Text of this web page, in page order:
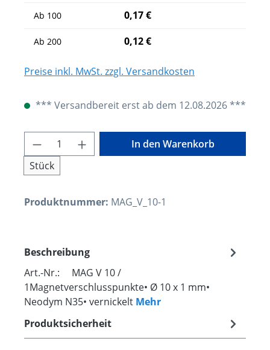
Ab 100 0,17 €
Ab 200 0,12 €
Preise inkl. MwSt. zzgl. Versandkosten
*** Versandbereit erst ab dem 12.08.2026 ***
Produkt Anzahl: Gib den
Stück
In den Warenkorb
Produktnummer: MAG_V_10-1
Beschreibung
Art.-Nr.: MAG V 10 /
1Magnetverschlusspunkte• Ø 10 x 1 mm•
Neodym N35• vernickelt Mehr
Produktsicherheit